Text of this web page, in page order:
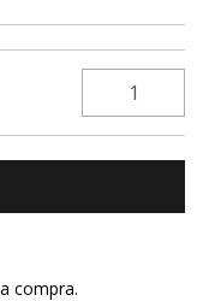
compra.